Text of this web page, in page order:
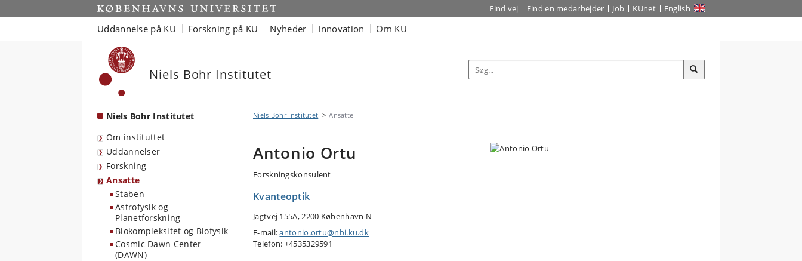
Start Find vej Find en medarbejder Job KUnet English
Uddannelse på KU Forskning på KU Nyheder Innovation Om KU
Niels Bohr Institutet
Niels Bohr Institutet
Om instituttet
Uddannelser
Forskning
Ansatte
Staben
Astrofysik og
Planetforskning
Biokompleksitet og Biofysik
Cosmic Dawn Center
(DAWN)
Niels Bohr Institutet Ansatte
Antonio Ortu
Forskningskonsulent
Kvanteoptik
Jagtvej 155A, 2200 København N
E-mail:antonio.ortu@nbi.ku.dk
Telefon: +4535329591